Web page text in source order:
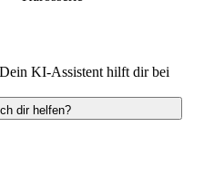
KI-Assistent hilft dir bei
dir helfen?